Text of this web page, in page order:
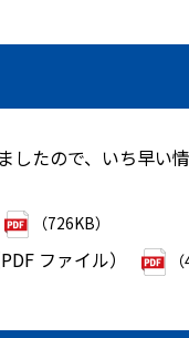
たので、いち早
（726KB）
ファイル）